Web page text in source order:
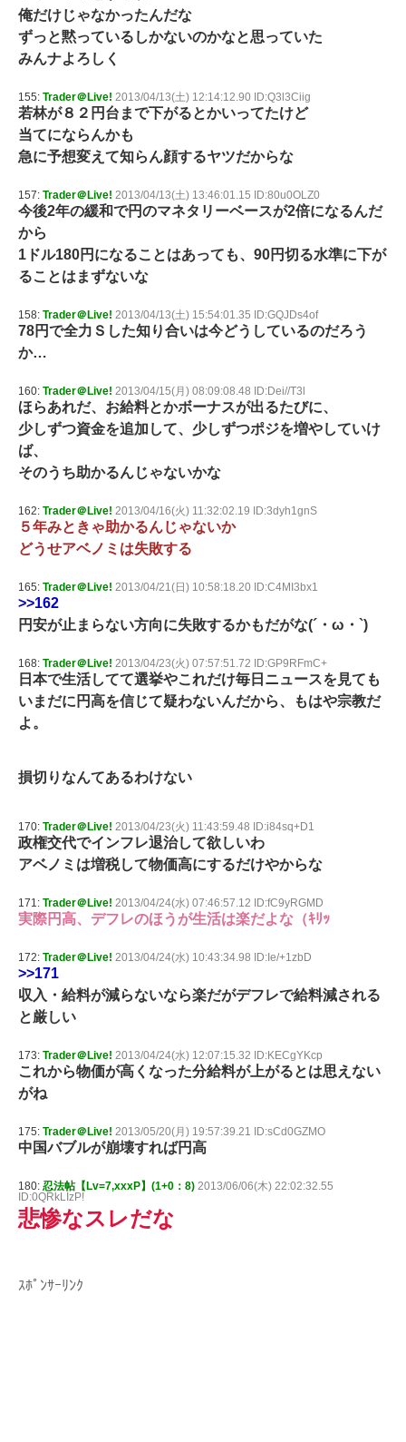
俺だけじゃなかったんだな
ずっと黙っているしかないのかなと思っていた
みんナよろしく
155: Trader＠Live! 2013/04/13(土) 12:14:12.90 ID:Q3l3Ciig
若林が８２円台まで下がるとかいってたけど
当てにならんかも
急に予想変えて知らん顔するヤツだからな
157: Trader＠Live! 2013/04/13(土) 13:46:01.15 ID:80u0OLZ0
今後2年の緩和で円のマネタリーベースが2倍になるんだ
から
1ドル180円になることはあっても、90円切る水準に下が
ることはまずないな
158: Trader＠Live! 2013/04/13(土) 15:54:01.35 ID:GQJDs4of
78円で全力Ｓした知り合いは今どうしているのだろう
か…
160: Trader＠Live! 2013/04/15(月) 08:09:08.48 ID:Dei//T3l
ほらあれだ、お給料とかボーナスが出るたびに、
少しずつ資金を追加して、少しずつポジを増やしていけ
ば、
そのうち助かるんじゃないかな
162: Trader＠Live! 2013/04/16(火) 11:32:02.19 ID:3dyh1gnS
５年みときゃ助かるんじゃないか
どうせアベノミは失敗する
165: Trader＠Live! 2013/04/21(日) 10:58:18.20 ID:C4MI3bx1
>>162
円安が止まらない方向に失敗するかもだがな(´・ω・`)
168: Trader＠Live! 2013/04/23(火) 07:57:51.72 ID:GP9RFmC+
日本で生活してて選挙やこれだけ毎日ニュースを見ても
いまだに円高を信じて疑わないんだから、もはや宗教だ
よ。
損切りなんてあるわけない
170: Trader＠Live! 2013/04/23(火) 11:43:59.48 ID:i84sq+D1
政権交代でインフレ退治して欲しいわ
アベノミは増税して物価高にするだけやからな
171: Trader＠Live! 2013/04/24(水) 07:46:57.12 ID:fC9yRGMD
実際円高、デフレのほうが生活は楽だよな（ｷﾘｯ
172: Trader＠Live! 2013/04/24(水) 10:43:34.98 ID:Ie/+1zbD
>>171
収入・給料が減らないなら楽だがデフレで給料減される
と厳しい
173: Trader＠Live! 2013/04/24(水) 12:07:15.32 ID:KECgYKcp
これから物価が高くなった分給料が上がるとは思えない
がね
175: Trader＠Live! 2013/05/20(月) 19:57:39.21 ID:sCd0GZMO
中国バブルが崩壊すれば円高
180: 忍法帖【Lv=7,xxxP】(1+0：8) 2013/06/06(木) 22:02:32.55
ID:0QRkLIzP!
悲惨なスレだな
ｽﾎﾟﾝｻｰﾘﾝｸ